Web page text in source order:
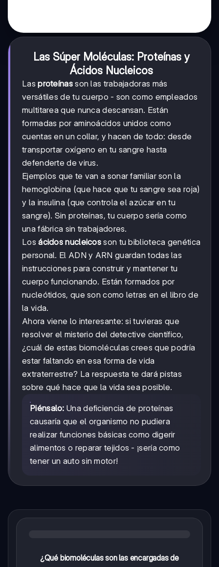
Las Súper Moléculas: Proteínas y
Ácidos Nucleicos
Lasproteínasson las trabajadoras más
versátiles de tu cuerpo - son como empleados
multitarea que nunca descansan. Están
formadas por aminoácidos unidos como
cuentas en un collar, y hacen de todo: desde
transportar oxígeno en tu sangre hasta
defenderte de virus.
Ejemplos que te van a sonar familiar son la
hemoglobina (que hace que tu sangre sea roja)
y la insulina (que controla el azúcar en tu
sangre). Sin proteínas, tu cuerpo sería como
una fábrica sin trabajadores.
Losácidos nucleicos son tu biblioteca genética
personal. El ADN y ARN guardan todas las
instrucciones para construir y mantener tu
cuerpo funcionando. Están formados por
nucleótidos, que son como letras en el libro de
la vida.
Ahora viene lo interesante: si tuvieras que
resolver el misterio del detective científico,
¿cuál de estas biomoléculas crees que podría
estar faltando en esa forma de vida
extraterrestre? La respuesta te dará pistas
sobre qué hace que la vida sea posible.
Piénsalo: Una deficiencia de proteínas
causaría que el organismo no pudiera
realizar funciones básicas como digerir
alimentos o reparar tejidos - ¡sería como
tener un auto sin motor!
¿Qué biomoléculas son las encargadas de